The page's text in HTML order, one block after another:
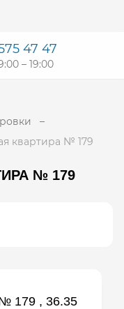
47 47
– 19:00
квартира № 179
№ 179
179 , 36.35